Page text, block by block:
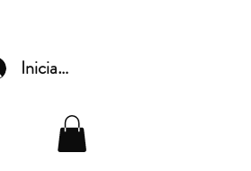
Iniciar sesión